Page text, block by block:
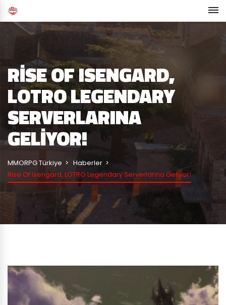
RISE OF ISENGARD,
LOTRO LEGENDARY
SERVERLARINA
GELIYOR!
MMORPG Türkiye
Haberler
Rise Of Isengard, LOTRO Legendary Serverlarına Geliyor!